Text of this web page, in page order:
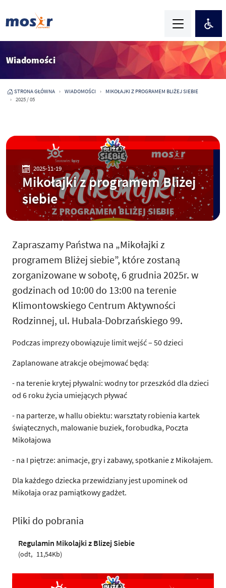
Wiadomości
STRONA GŁÓWNA WIADOMOŚCI
MIKOŁAJKI Z PROGRAMEM BLIŻEJ SIEBIE
2025 / 05
2025-11-19
Mikołajki z programem Bliżej
siebie
Zapraszamy Państwa na „Mikołajki z
programem Bliżej siebie”, które zostaną
zorganizowane w sobotę, 6 grudnia 2025r. w
godzinach od 10:00 do 13:00 na terenie
Klimontowskiego Centrum Aktywności
Rodzinnej, ul. Hubala-Dobrzańskiego 99.
Podczas imprezy obowiązuje limit wejść – 50 dzieci
Zaplanowane atrakcje obejmować będą:
- na terenie krytej pływalni: wodny tor przeszkód dla dzieci
od 6 roku życia umiejących pływać
- na parterze, w hallu obiektu: warsztaty robienia kartek
świątecznych, malowanie buziek, forobudka, Poczta
Mikołajowa
- na I piętrze: animacje, gry i zabawy, spotkanie z Mikołajem.
Dla każdego dziecka przewidziany jest upominek od
Mikołaja oraz pamiątkowy gadżet.
Pliki do pobrania
Regulamin Mikolajki z Blizej Siebie
odt 11,54Kb